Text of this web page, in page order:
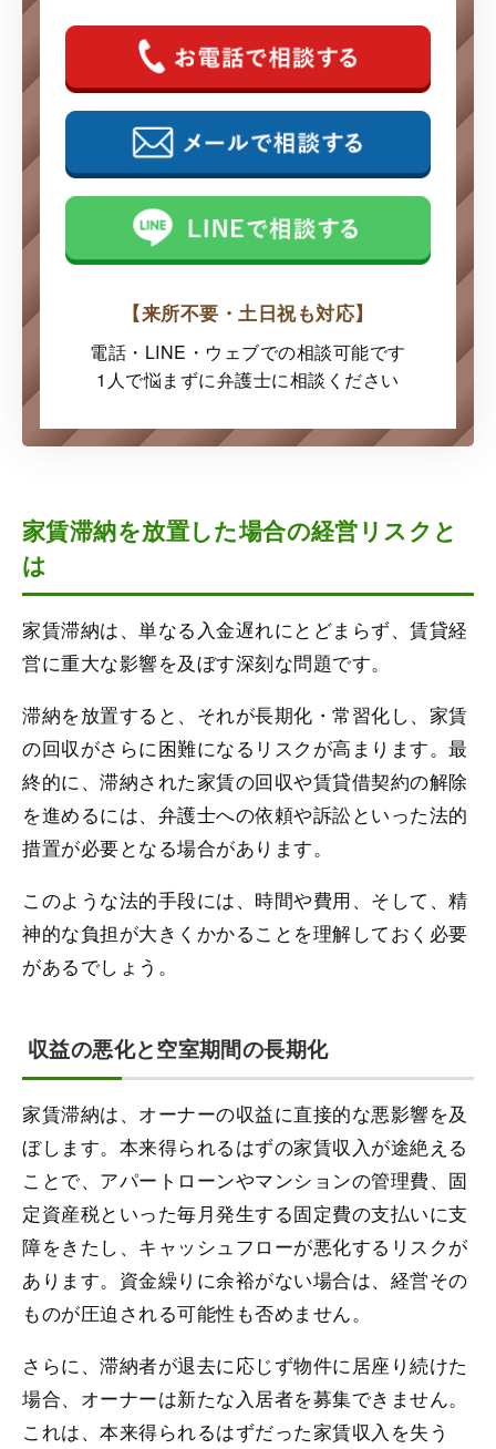
【来所不要・土日祝も対応】
電話・LINE・ウェブでの相談可能です
1人で悩まずに弁護士に相談ください
家賃滞納を放置した場合の経営リスクと
は
家賃滞納は、単なる入金遅れにとどまらず、賃貸経
営に重大な影響を及ぼす深刻な問題です。
滞納を放置すると、それが長期化・常習化し、家賃
の回収がさらに困難になるリスクが高まります。最
終的に、滞納された家賃の回収や賃貸借契約の解除
を進めるには、弁護士への依頼や訴訟といった法的
措置が必要となる場合があります。
このような法的手段には、時間や費用、そして、精
神的な負担が大きくかかることを理解しておく必要
があるでしょう。
収益の悪化と空室期間の長期化
家賃滞納は、オーナーの収益に直接的な悪影響を及
ぼします。本来得られるはずの家賃収入が途絶える
ことで、アパートローンやマンションの管理費、固
定資産税といった毎月発生する固定費の支払いに支
障をきたし、キャッシュフローが悪化するリスクが
あります。資金繰りに余裕がない場合は、経営その
ものが圧迫される可能性も否めません。
さらに、滞納者が退去に応じず物件に居座り続けた
場合、オーナーは新たな入居者を募集できません。
これは、本来得られるはずだった家賃収入を失う